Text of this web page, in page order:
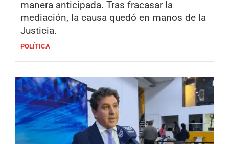
manera anticipada. Tras fracasar la
mediación, la causa quedó en manos de la
Justicia.
POLÍTICA